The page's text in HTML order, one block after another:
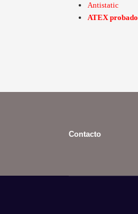
Antistatic
ATEX probado
Contacto